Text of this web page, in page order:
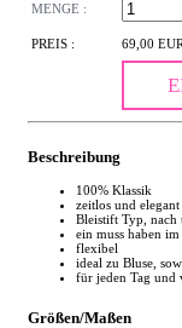
MENGE :
PREIS : 69,00 EUR
Beschreibung
100% Klassik
zeitlos und elegant
Bleistift Typ, nach
ein muss haben
flexibel
ideal zu Bluse,
für jeden Tag und
Größen/Maßen